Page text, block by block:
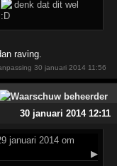
denk dat dit wel
raving.
30 januari 2014 11:56
30 januari 2014 12:11
januari 2014 om
▶